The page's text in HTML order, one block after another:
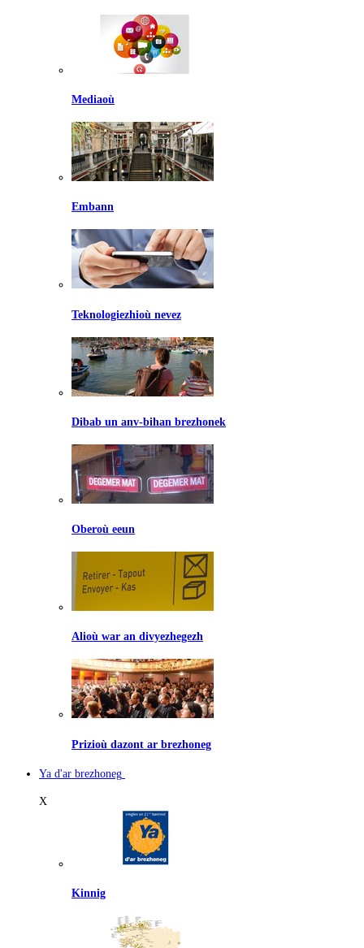
Mediaoù
Embann
Teknologiezhioù nevez
Dibab un anv-bihan brezhonek
Oberoù eeun
Alioù war an divyezhegezh
Prizioù dazont ar brezhoneg
Ya d'ar brezhoneg
X
Kinnig